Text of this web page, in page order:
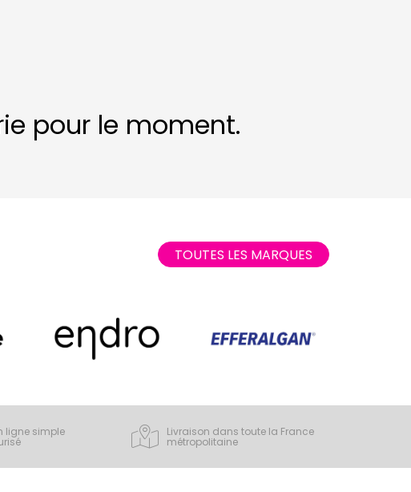
pour le moment.
TOUTES LES MARQUES
ligne simple Livraison dans toute la France
métropolitaine